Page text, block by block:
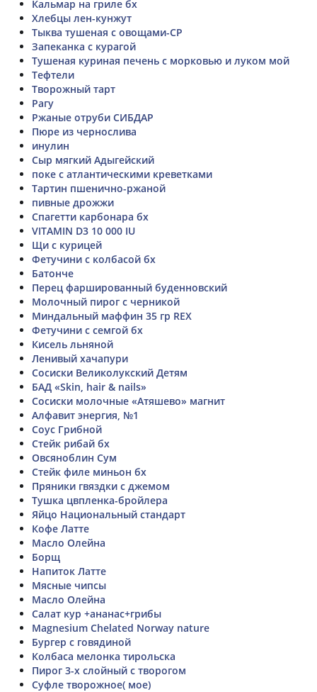
Кальмар на гриле бх
Хлебцы лен-кунжут
Тыква тушеная с овощами-СР
Запеканка с курагой
Тушеная куриная печень с морковью и луком мой
Тефтели
Творожный тарт
Рагу
Ржаные отруби СИБДАР
Пюре из чернослива
инулин
Сыр мягкий Адыгейский
поке с атлантическими креветками
Тартин пшенично-ржаной
пивные дрожжи
Спагетти карбонара бх
VITAMIN D3 10 000 IU
Щи с курицей
Фетучини с колбасой бх
Батонче
Перец фаршированный буденновский
Молочный пирог с черникой
Миндальный маффин 35 гр REX
Фетучини с семгой бх
Кисель льняной
Ленивый хачапури
Сосиски Великолукский Детям
БАД «Skin, hair & nails»
Сосиски молочные «Атяшево» магнит
Алфавит энергия, №1
Соус Грибной
Стейк рибай бх
Овсяноблин Сум
Стейк филе миньон бх
Пряники гвяздки с джемом
Тушка цвпленка-бройлера
Яйцо Национальный стандарт
Кофе Латте
Масло Олейна
Борщ
Напиток Латте
Мясные чипсы
Масло Олейна
Салат кур +ананас+грибы
Magnesium Chelated Norway nature
Бургер с говядиной
Колбаса мелонка тирольска
Пирог 3-х слойный с творогом
Суфле творожное( мое)